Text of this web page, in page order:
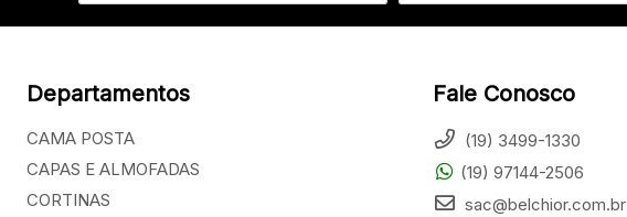
Departamentos
CAMA POSTA
CAPAS E ALMOFADAS
CORTINAS
Fale Conosco
(19) 3499-1330
(19) 97144-2506
sac@belchior.com.br